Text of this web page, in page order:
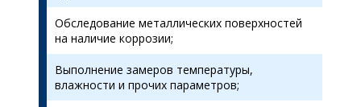
Обследование металлических поверхностей
на наличие коррозии;
Выполнение замеров температуры,
влажности и прочих параметров;